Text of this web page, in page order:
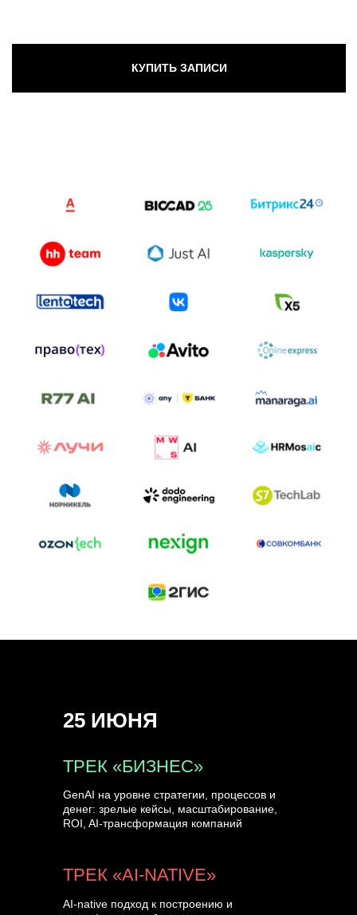
ТРЕК «БИЗНЕС»
GenAI на уровне стратегии, процессов и
денег: зрелые кейсы, масштабирование,
ROI, AI-трансформация компаний
AI-native подход к построению и
ТРЕК «AI-NATIVE»
25 ИЮНЯ
к построению бизнеса и созданию технологий под
И БИТВА АГЕНТОВ
УЗНАТЬ БОЛЬШЕ